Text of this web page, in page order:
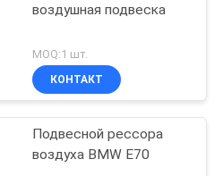
воздушная подвеска
MOQ:1 шт.
КОНТАКТ
Подвесной рессора
воздуха BMW E70